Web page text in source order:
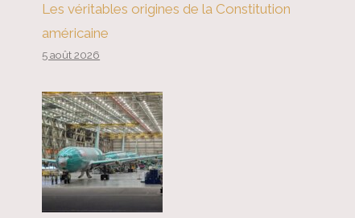
Les véritables origines de la Constitution
américaine
5 août 2026